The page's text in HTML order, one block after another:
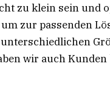
zu klein sein und
zur passenden
wir auch Kunden